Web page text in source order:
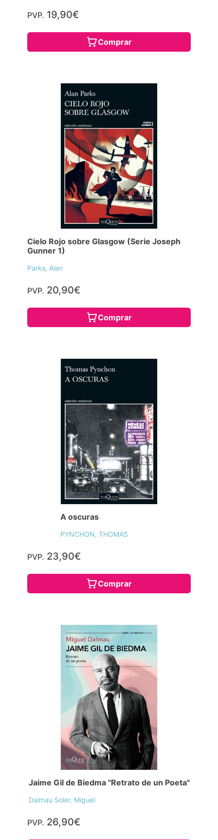
PVP. 19,90€
Comprar
Cielo Rojo sobre Glasgow (Serie Joseph
Gunner 1)
Parks, Alan
PVP. 20,90€
Comprar
A oscuras
PYNCHON, THOMAS
PVP. 23,90€
Comprar
Jaime Gil de Biedma "Retrato de un Poeta"
Dalmau Soler, Miguel
PVP. 26,90€